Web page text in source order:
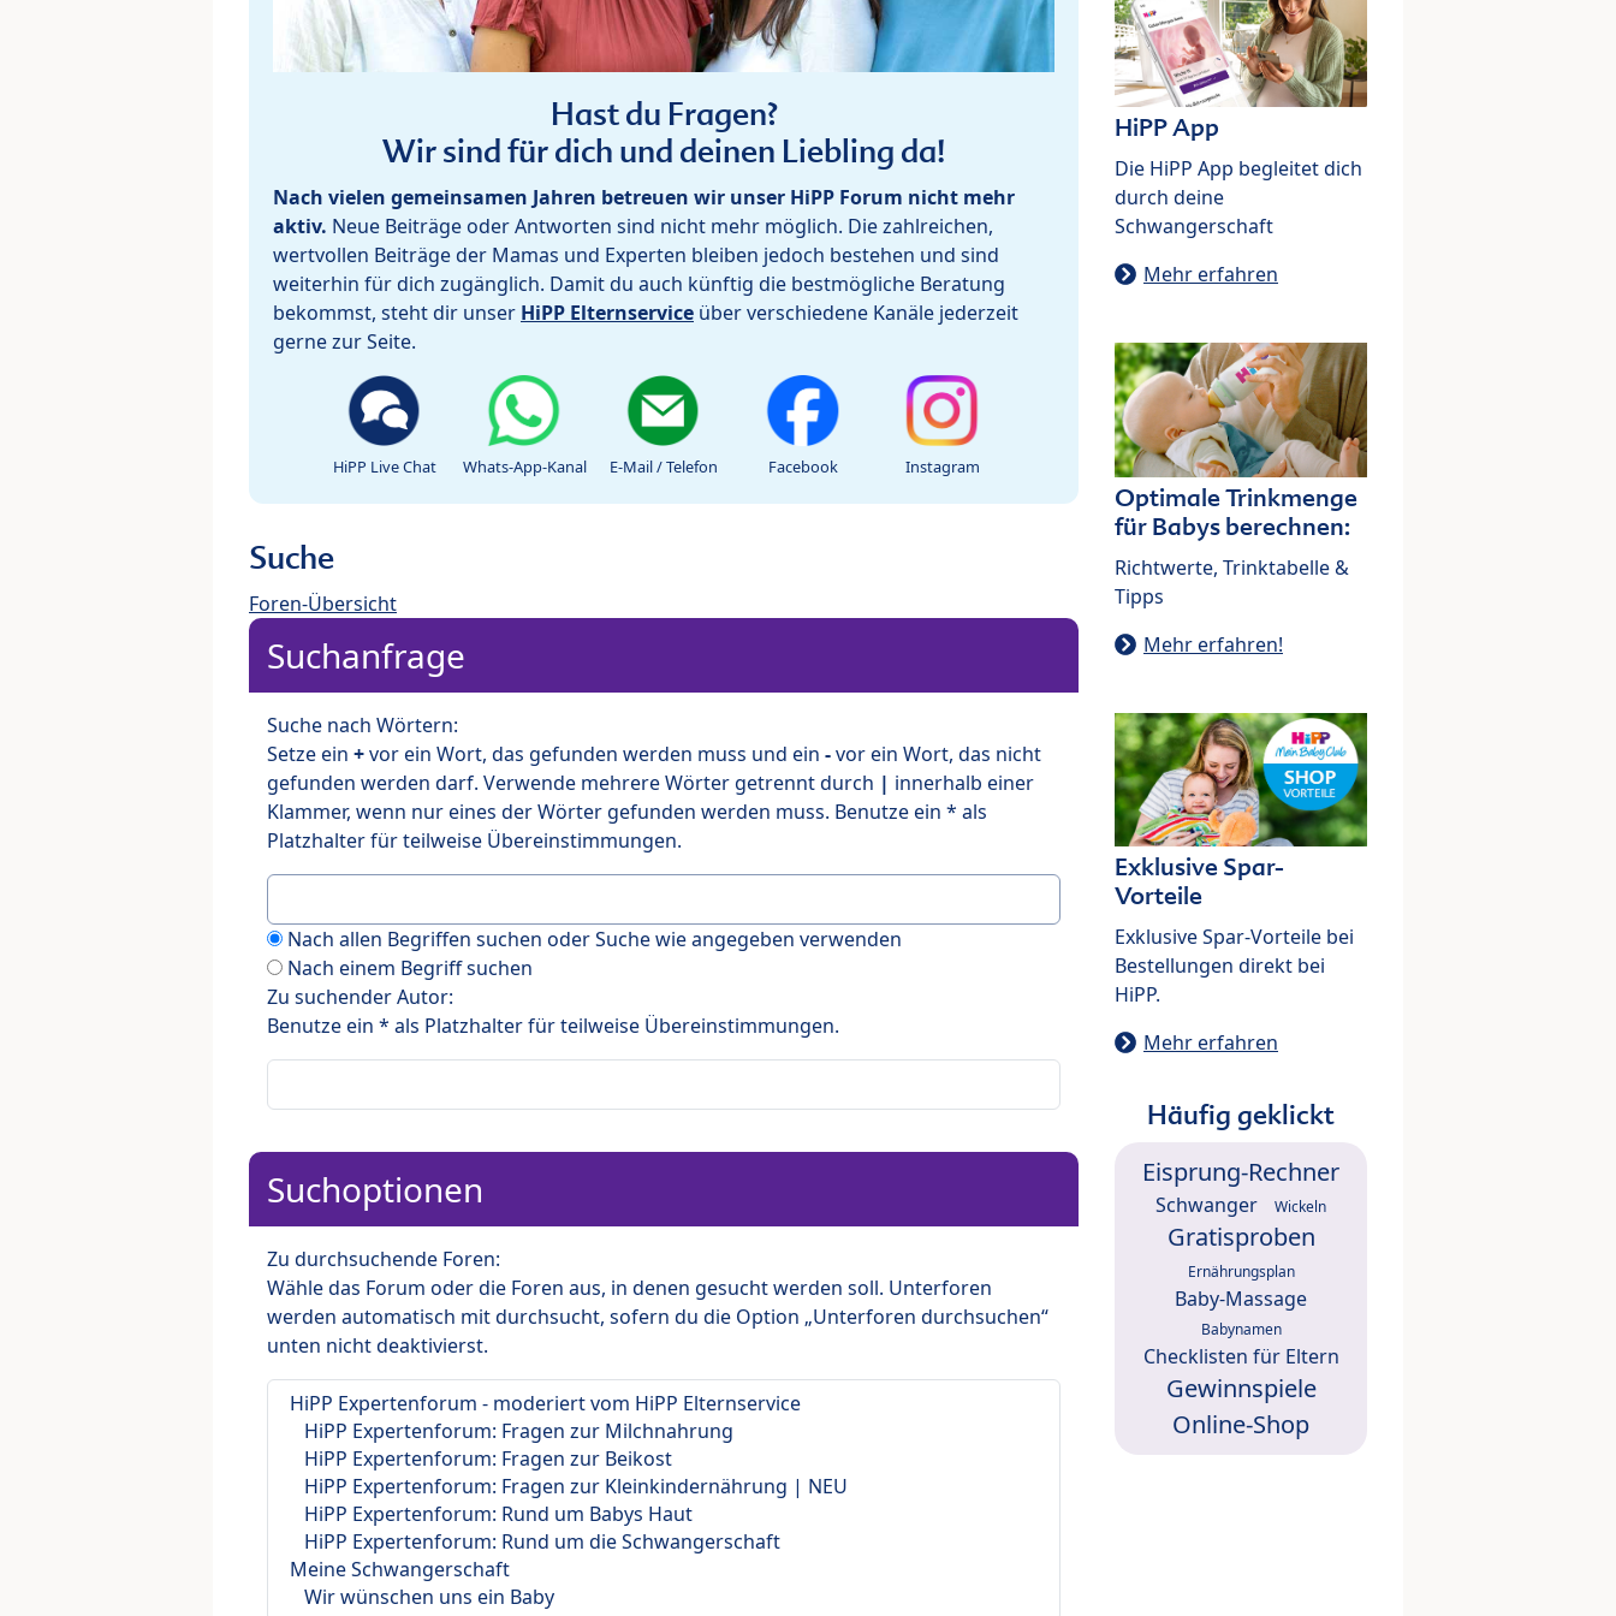
Hast du Fragen?
Wir sind für dich und deinen Liebling da!
Nach vielen gemeinsamen Jahren betreuen wir unser HiPP Forum nicht mehr
aktiv. Neue Beiträge oder Antworten sind nicht mehr möglich. Die zahlreichen,
wertvollen Beiträge der Mamas und Experten bleiben jedoch bestehen und sind
weiterhin für dich zugänglich. Damit du auch künftig die bestmögliche Beratung
bekommst, steht dir unser HiPP Elternservice über verschiedene Kanäle jederzeit
gerne zur Seite.
HiPP Live Chat Whats-App-Kanal E-Mail / Telefon Facebook Instagram
Suche
Foren-Übersicht
Suchanfrage
Suche nach Wörtern:
Setze ein +vor ein Wort, das gefunden werden muss und ein -vor ein Wort, das nicht
gefunden werden darf. Verwende mehrere Wörter getrennt durch | innerhalb einer
Klammer, wenn nur eines der Wörter gefunden werden muss. Benutze ein * als
Platzhalter für teilweise Übereinstimmungen.
Nach allen Begriffen suchen oder Suche wie angegeben verwenden
Nach einem Begriff suchen
Zu suchender Autor:
Benutze ein * als Platzhalter für teilweise Übereinstimmungen.
Suchoptionen
Zu durchsuchende Foren:
Wähle das Forum oder die Foren aus, in denen gesucht werden soll. Unterforen
werden automatisch mit durchsucht, sofern du die Option „Unterforen durchsuchen“
unten nicht deaktivierst.
HiPP App
Die HiPP App begleitet dich
durch deine
Schwangerschaft
Mehr erfahren
Optimale Trinkmenge
für Babys berechnen:
Richtwerte, Trinktabelle &
Tipps
Mehr erfahren!
Exklusive Spar-
Vorteile
Exklusive Spar-Vorteile bei
Bestellungen direkt bei
HiPP.
Mehr erfahren
Häufig geklickt
Eisprung-Rechner
Schwanger Wickeln
Gratisproben
Ernährungsplan
Baby-Massage
Babynamen
Checklisten für Eltern
Gewinnspiele
Online-Shop